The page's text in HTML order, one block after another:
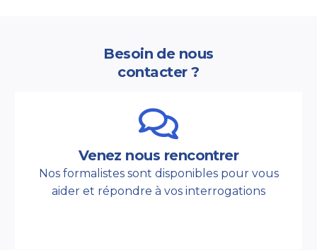
Besoin de nous
contacter ?
Venez nous rencontrer
Nos formalistes sont disponibles pour vous
aider et répondre à vos interrogations